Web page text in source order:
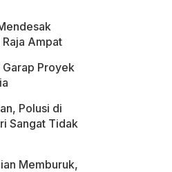
Ampat
Garap Proyek
Polusi di
Sangat Tidak
Memburuk,